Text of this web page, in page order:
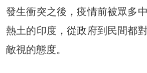
發生衝突之後，疫情前被眾多
熱土的印度，從政府到民間都
敵視的態度。